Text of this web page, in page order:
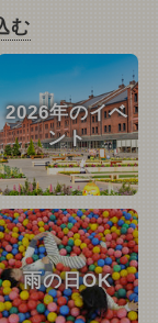
む
2026年のイベ
ント
雨の日OK